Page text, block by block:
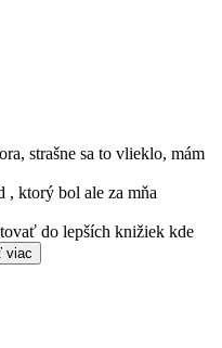
strašne sa to vlieklo, mám
, ktorý bol ale za mňa
do lepších knižiek kde
viac